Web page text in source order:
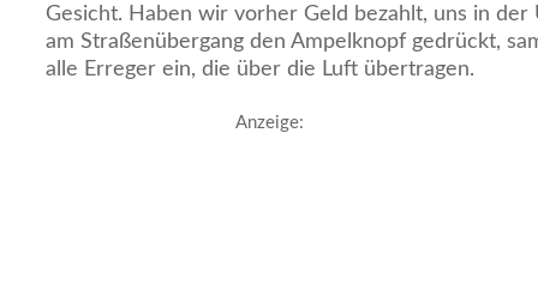
Gesicht. Haben wir vorher Geld bezahlt, uns in
am Straßenübergang den Ampelknopf gedrückt,
alle Erreger ein, die über die Luft übertragen.
Anzeige: